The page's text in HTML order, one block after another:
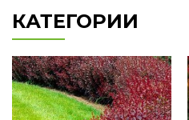
КАТЕГОРИИ